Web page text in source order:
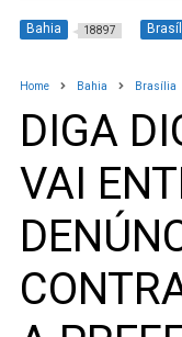
Bahia 18897
Home Bahia Brasília
DIGA
VAI